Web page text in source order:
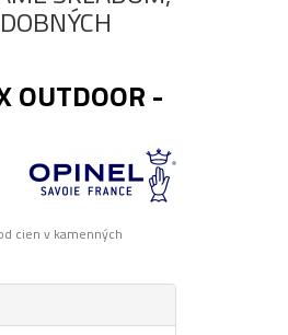
OUTDOOR -
cien v kamenných